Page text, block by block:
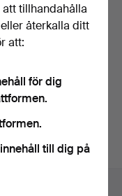
bekräftar att jag
tillhandahålla
återkalla ditt
att:
för dig
till dig på